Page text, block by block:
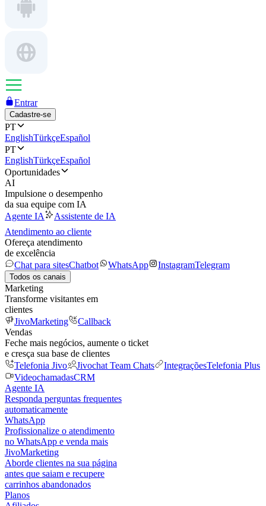
Entrar
Cadastre-se
PT
EnglishTürkçeEspañol
PT
EnglishTürkçeEspañol
Oportunidades
AI
Impulsione o desempenho
da sua equipe com IA
Agente IA
Assistente de IA
Atendimento ao cliente
Ofereça atendimento
de excelência
Chat para sitesChatbot WhatsApp InstagramTelegram
Todos os canais
Marketing
Transforme visitantes em
clientes
JivoMarketing
Callback
Vendas
Feche mais negócios, aumente o ticket
e cresça sua base de clientes
Telefonia Jivo
Jivochat Team Chats IntegraçõesTelefonia Plus
VideochamadasCRM
Agente IA
Responda perguntas frequentes
automaticamente
WhatsApp
Profissionalize o atendimento
no WhatsApp e venda mais
JivoMarketing
Aborde clientes na sua página
antes que saiam e recupere
carrinhos abandonados
Planos